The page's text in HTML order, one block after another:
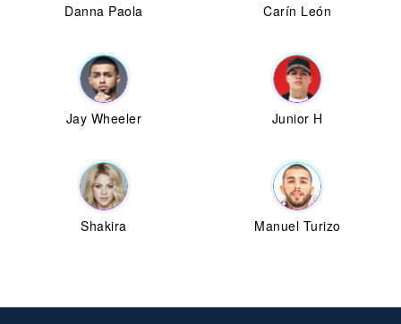
Danna Paola Carín León
Jay Wheeler Junior H
Shakira Manuel Turizo